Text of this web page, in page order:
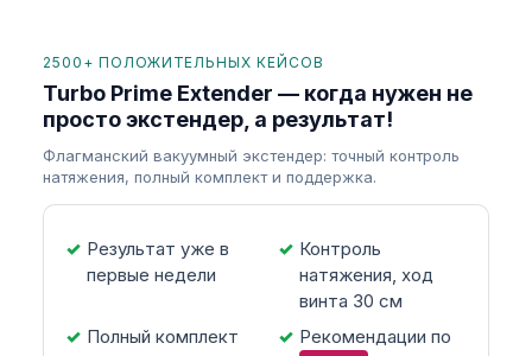
2500+ ПОЛОЖИТЕЛЬНЫХ КЕЙСОВ
Turbo Prime Extender — когда нужен не
просто экстендер, а результат!
Флагманский вакуумный экстендер: точный контроль
натяжения, полный комплект и поддержка.
Результат уже в
первые недели
Контроль
натяжения, ход
винта 30 см
Полный комплект
Рекомендации по